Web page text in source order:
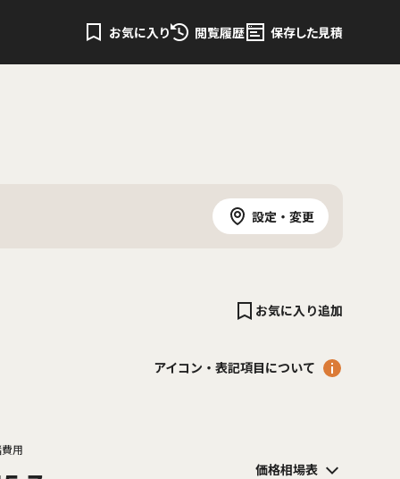
お気に入り 閲覧履歴 保存した見積
設定・変更
お気に入り追加
アイコン・表記項目について
用
価格相場表